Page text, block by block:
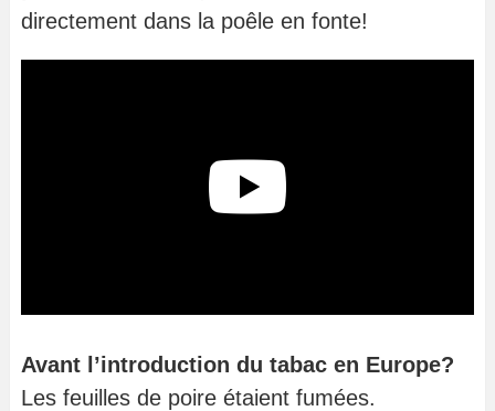
directement dans la poêle en fonte!
Avant l’introduction du tabac en Europe?
Les feuilles de poire étaient fumées.